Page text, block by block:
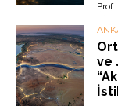
ve